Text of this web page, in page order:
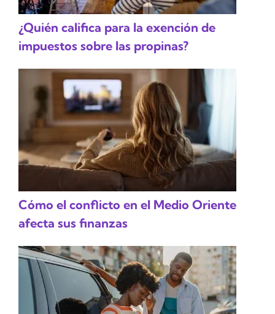
¿Quién califica para la exención de
impuestos sobre las propinas?
Cómo el conflicto en el Medio Oriente
afecta sus finanzas